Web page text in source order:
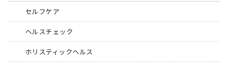
セルフケア
ヘルスチェック
ホリスティックヘルス